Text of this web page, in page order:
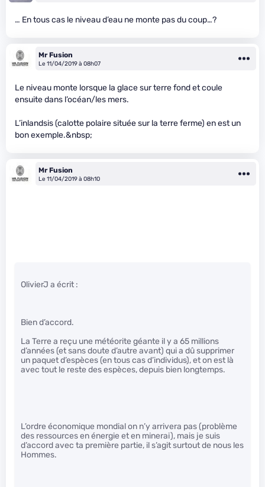
… En tous cas le niveau d’eau ne monte pas du coup…?
Mr Fusion
Le 11/04/2019 à 08h07
Le niveau monte lorsque la glace sur terre fond et coule
ensuite dans l’océan/les mers.
L’inlandsis (calotte polaire située sur la terre ferme) en est un
bon exemple.&nbsp;
Mr Fusion
Le 11/04/2019 à 08h10
OlivierJ a écrit :
Bien d’accord.
La Terre a reçu une météorite géante il y a 65 millions
d’années (et sans doute d’autre avant) qui a dû supprimer
un paquet d’espèces (en tous cas d’individus), et on est là
avec tout le reste des espèces, depuis bien longtemps.
L’ordre économique mondial on n’y arrivera pas (problème
des ressources en énergie et en minerai), mais je suis
d’accord avec ta première partie, il s’agit surtout de nous les
Hommes.